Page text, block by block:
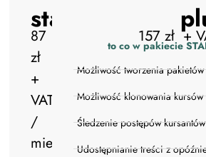
start
87
zł
+
VAT
/
mies.
157 zł +
to co w pakiecie
Możliwość tworzenia pakietów
Możliwość klonowania kursów
Śledzenie postępów kursantów
Udostępnianie treści z